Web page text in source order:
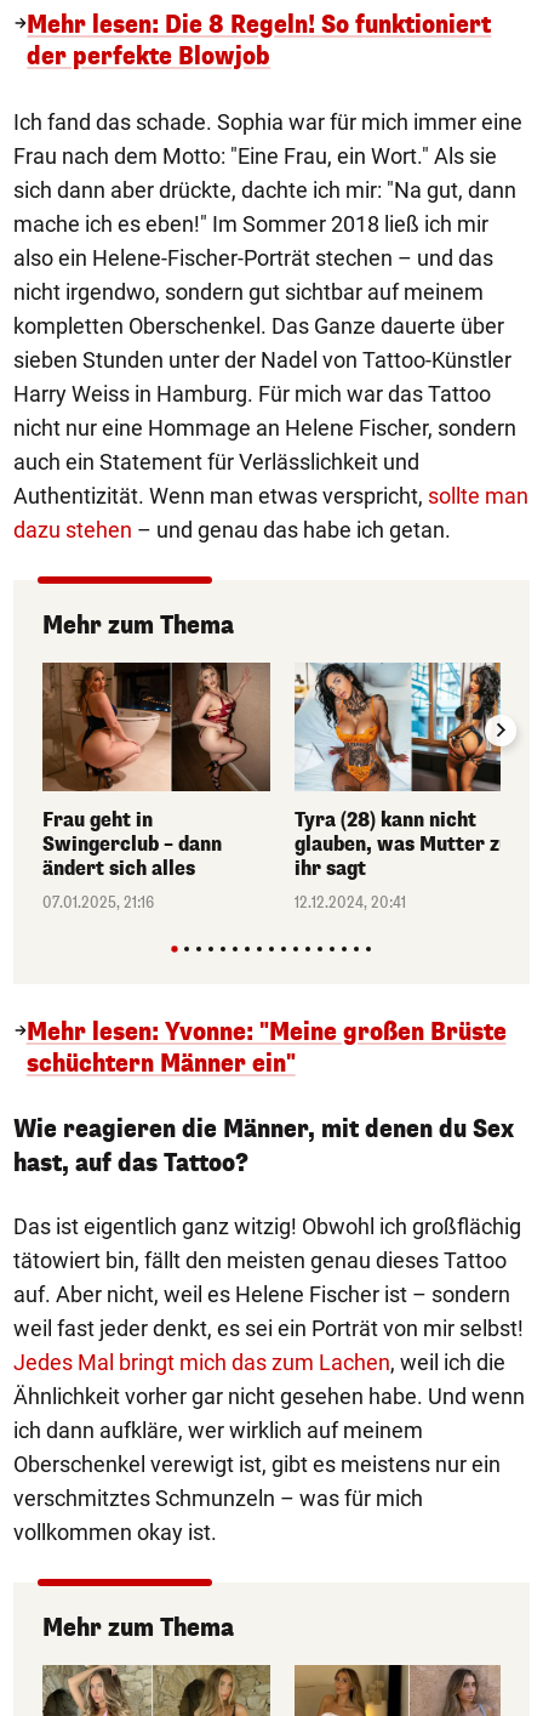
Mehr lesen: Die 8 Regeln! So funktioniert
der perfekte Blowjob
Ich fand das schade. Sophia war für mich immer eine
Frau nach dem Motto: "Eine Frau, ein Wort." Als sie
sich dann aber drückte, dachte ich mir: "Na gut, dann
mache ich es eben!" Im Sommer 2018 ließ ich mir
also ein Helene-Fischer-Porträt stechen – und das
nicht irgendwo, sondern gut sichtbar auf meinem
kompletten Oberschenkel. Das Ganze dauerte über
sieben Stunden unter der Nadel von Tattoo-Künstler
Harry Weiss in Hamburg. Für mich war das Tattoo
nicht nur eine Hommage an Helene Fischer, sondern
auch ein Statement für Verlässlichkeit und
Authentizität. Wenn man etwas verspricht, sollte man
dazu stehen – und genau das habe ich getan.
Mehr zum Thema
Frau geht in
Swingerclub – dann
ändert sich alles
07.01.2025, 21:16
Tyra (28) kann nicht
glauben, was Mutter zu
ihr sagt
12.12.2024, 20:41
Mehr lesen: Yvonne: "Meine großen Brüste
schüchtern Männer ein"
Wie reagieren die Männer, mit denen du Sex
hast, auf das Tattoo?
Das ist eigentlich ganz witzig! Obwohl ich großflächig
tätowiert bin, fällt den meisten genau dieses Tattoo
auf. Aber nicht, weil es Helene Fischer ist – sondern
weil fast jeder denkt, es sei ein Porträt von mir selbst!
Jedes Mal bringt mich das zum Lachen, weil ich die
Ähnlichkeit vorher gar nicht gesehen habe. Und wenn
ich dann aufkläre, wer wirklich auf meinem
Oberschenkel verewigt ist, gibt es meistens nur ein
verschmitztes Schmunzeln – was für mich
vollkommen okay ist.
Mehr zum Thema